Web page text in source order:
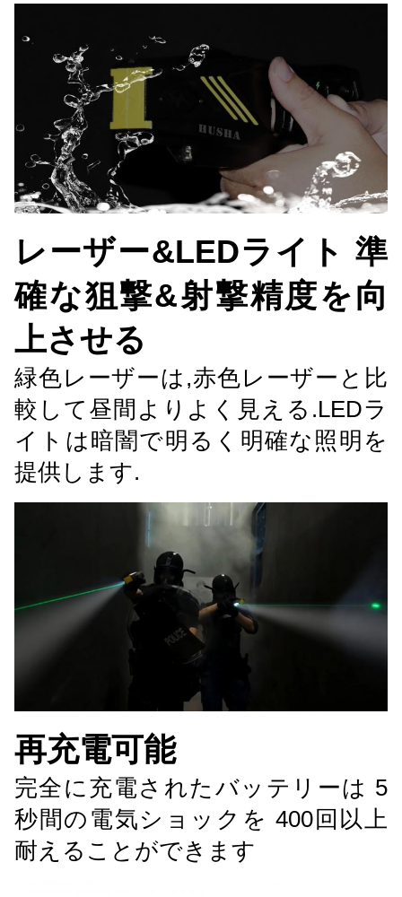
レーザー&LEDライト 準
確な狙撃&射撃精度を向
上させる
緑色レーザーは,赤色レーザーと比
較して昼間よりよく見える.LEDラ
イトは暗闇で明るく明確な照明を
提供します.
再充電可能
完全に充電されたバッテリーは 5
秒間の電気ショックを 400回以上
耐えることができます